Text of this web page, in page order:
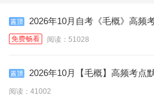
2026年10月自考《毛概》高频
免费畅看 阅读：51028
2026年10月【毛概】高频考点
阅读：41002